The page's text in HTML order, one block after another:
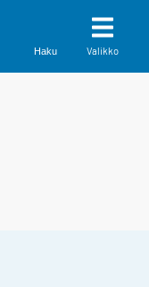
Haku Valikko